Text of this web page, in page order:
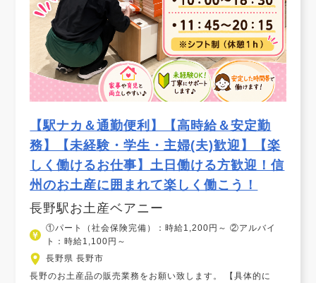
【駅ナカ＆通勤便利】【高時給＆安定勤
務】【未経験・学生・主婦(夫)歓迎】【楽
しく働けるお仕事】土日働ける方歓迎！信
州のお土産に囲まれて楽しく働こう！
長野駅お土産ベアニー
①パート（社会保険完備）：時給1,200円～ ②アルバイ
ト：時給1,100円～
長野県 長野市
長野のお土産品の販売業務をお願い致します。 【具体的に